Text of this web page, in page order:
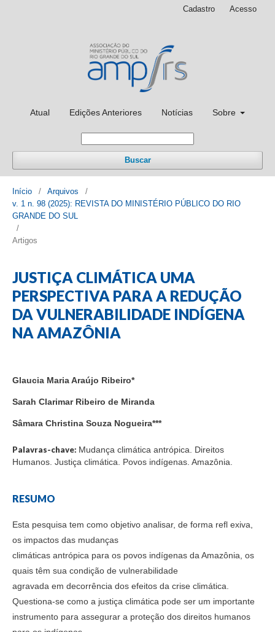
Atual Edições Anteriores Notícias Sobre
Buscar
Cadastro Acesso
Início / Arquivos
/
v. 1 n. 98 (2025): REVISTA DO MINISTÉRIO PÚBLICO DO RIO
GRANDE DO SUL
/
Artigos
JUSTIÇA CLIMÁTICA UMA
PERSPECTIVA PARA A REDUÇÃO
DA VULNERABILIDADE INDÍGENA
NA AMAZÔNIA
Glaucia Maria Araújo Ribeiro*
Sarah Clarimar Ribeiro de Miranda
Sâmara Christina Souza Nogueira***
Palavras-chave: Mudança climática antrópica. Direitos
Humanos. Justiça climática. Povos indígenas. Amazônia.
RESUMO
Esta pesquisa tem como objetivo analisar, de forma refl exiva,
os impactos das mudanças
climáticas antrópica para os povos indígenas da Amazônia, os
quais têm sua condição de vulnerabilidade
agravada em decorrência dos efeitos da crise climática.
Questiona-se como a justiça climática pode ser um importante
instrumento para assegurar a proteção dos direitos humanos